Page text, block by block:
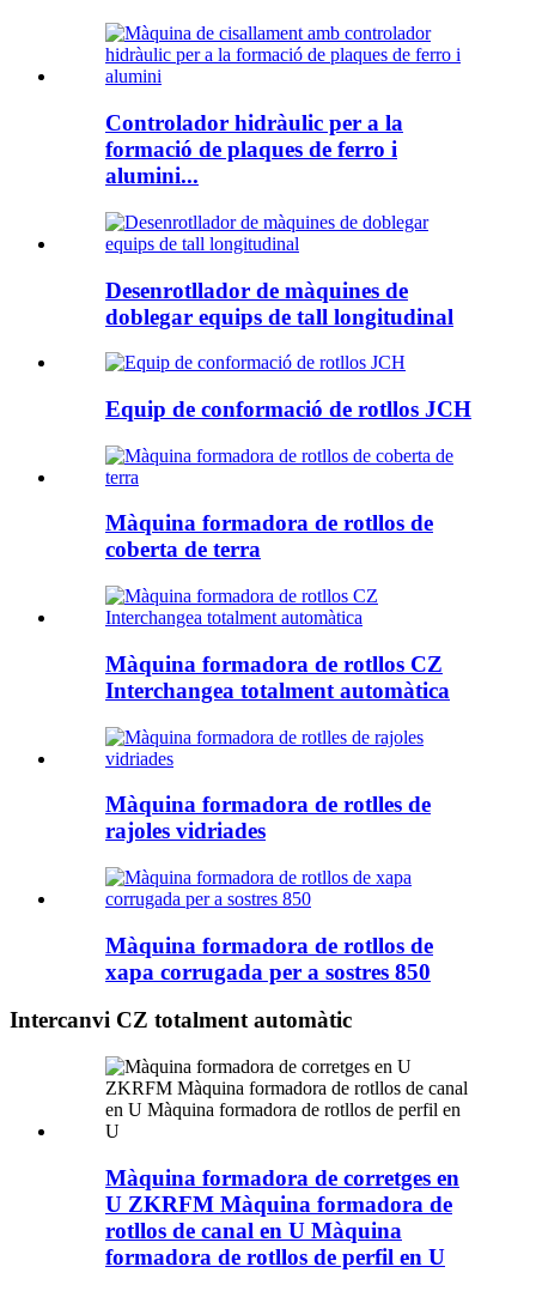
Controlador hidràulic per a la
formació de plaques de ferro i
alumini...
Desenrotllador de màquines de
doblegar equips de tall longitudinal
Equip de conformació de rotllos JCH
Màquina formadora de rotllos de
coberta de terra
Màquina formadora de rotllos CZ
Interchangea totalment automàtica
Màquina formadora de rotlles de
rajoles vidriades
Màquina formadora de rotllos de
xapa corrugada per a sostres 850
Intercanvi CZ totalment automàtic
Màquina formadora de corretges en
U ZKRFM Màquina formadora de
rotllos de canal en U Màquina
formadora de rotllos de perfil en U